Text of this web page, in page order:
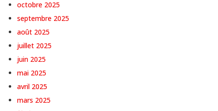
octobre 2025
septembre 2025
août 2025
juillet 2025
juin 2025
mai 2025
avril 2025
mars 2025